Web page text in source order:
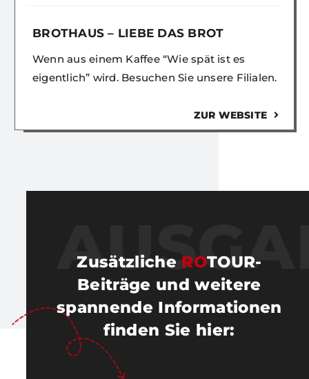
BROTHAUS – LIEBE DAS BROT
Wenn aus einem Kaffee “Wie spät ist es
eigentlich” wird. Besuchen Sie unsere Filialen.
ZUR WEBSITE
Zusätzliche ROTOUR-
Beiträge und weitere
spannende Informationen
finden Sie hier: